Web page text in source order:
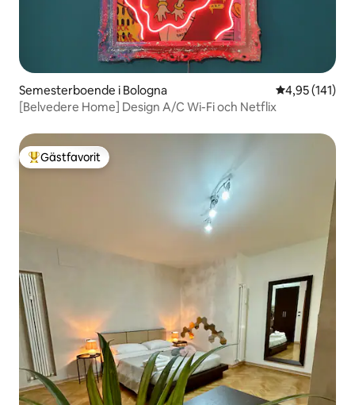
Semesterboende i Bologna 4,95 av 5 i
4,95 (141)
[Belvedere Home] Design A/C Wi-Fi och Netflix
Populär gästfavorit
Gästfavorit